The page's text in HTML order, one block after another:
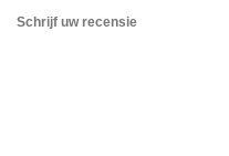
Schrijf uw recensie